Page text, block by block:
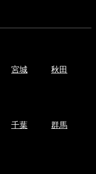
宮城
秋田
千葉
群馬